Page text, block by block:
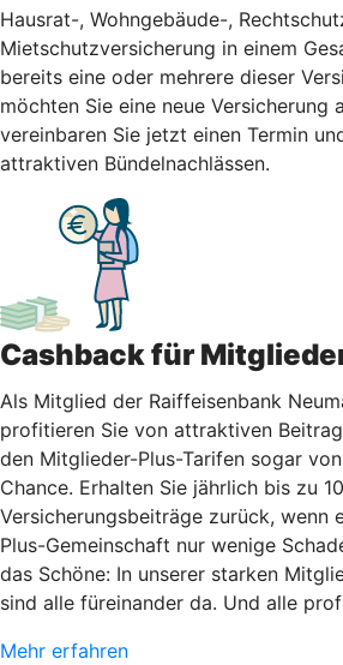
Hausrat-, Wohngebäude-,
Mietschutzversicherung in einem
bereits eine oder mehrere dieser
möchten Sie eine neue Versicherung
vereinbaren Sie jetzt einen Termin
attraktiven Bündelnachlässen.
Cashback für
Als Mitglied der Raiffeisenbank
profitieren Sie von attraktiven
den Mitglieder-Plus-Tarifen sogar
Chance. Erhalten Sie jährlich bis zu
Versicherungsbeiträge zurück, wenn
Plus-Gemeinschaft nur wenige
das Schöne: In unserer starken
sind alle füreinander da. Und alle
Mehr erfahren